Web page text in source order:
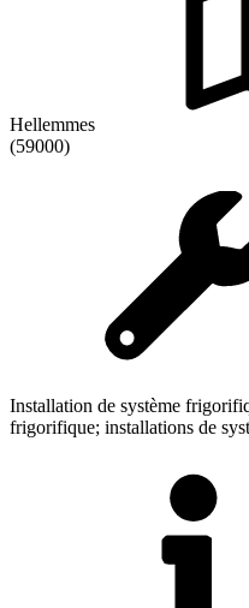
Hellemmes
(59000)
Installation de système
frigorifique; installations de